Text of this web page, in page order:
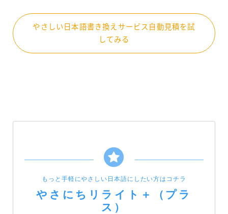
やさしい日本語書き換えサービス自動見積を試
してみる
もっと手軽にやさしい日本語にしたい方はコチラ
やさにちリライト＋（プラ
ス）